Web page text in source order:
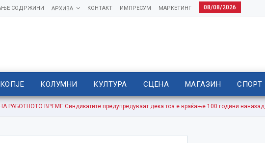
08/08/2026
МАРКЕТИНГ
ИМПРЕСУМ
КОНТАКТ
АРХИВА
СОДРЖИНИ
КОЛУМНИ КУЛТУРА СЦЕНА МАГАЗИН СПОРТ
ВРЕМЕ Синдикатите предупредуваат дека тоа е враќање 100 години наназад